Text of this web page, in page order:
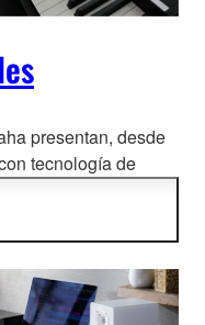
presentan, desde
tecnología de
tu música a